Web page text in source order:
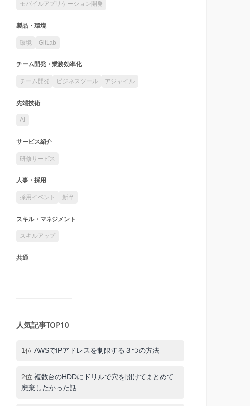
モバイルアプリケーション開発
製品・環境
環境 GitLab
チーム開発・業務効率化
チーム開発 ビジネスツール アジャイル
先端技術
AI
サービス紹介
研修サービス
人事・採用
採用イベント 新卒
スキル・マネジメント
スキルアップ
共通
人気記事TOP10
1位 AWSでIPアドレスを制限する３つの方法
2位 複数台のHDDにドリルで穴を開けてまとめて
廃棄したかった話